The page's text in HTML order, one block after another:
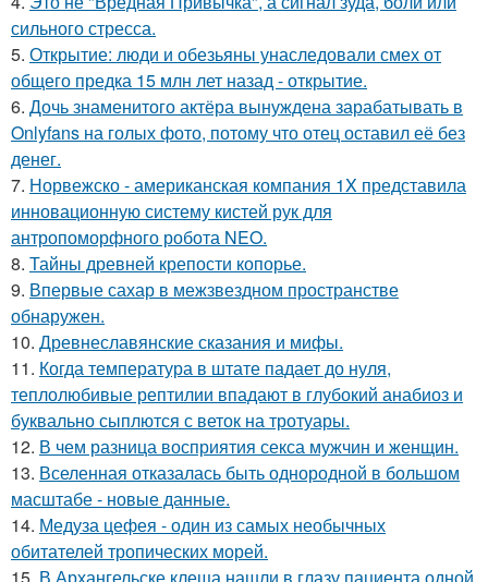
сильного стресса.
5. Открытие: люди и обезьяны унаследовали смех от
общего предка 15 млн лет назад - открытие.
6. Дочь знаменитого актёра вынуждена зарабатывать в
Onlyfans на голых фото, потому что отец оставил её без
денег.
7. Норвежско - американская компания 1X представила
инновационную систему кистей рук для
антропоморфного робота NEO.
8. Тайны древней крепости копорье.
9. Впервые сахар в межзвездном пространстве
обнаружен.
10. Древнеславянские сказания и мифы.
11. Когда температура в штате падает до нуля,
теплолюбивые рептилии впадают в глубокий анабиоз и
буквально сыплются с веток на тротуары.
12. В чем разница восприятия секса мужчин и женщин.
13. Вселенная отказалась быть однородной в большом
масштабе - новые данные.
14. Медуза цефея - один из самых необычных
обитателей тропических морей.
15. В Архангельске клеща нашли в глазу пациента одной